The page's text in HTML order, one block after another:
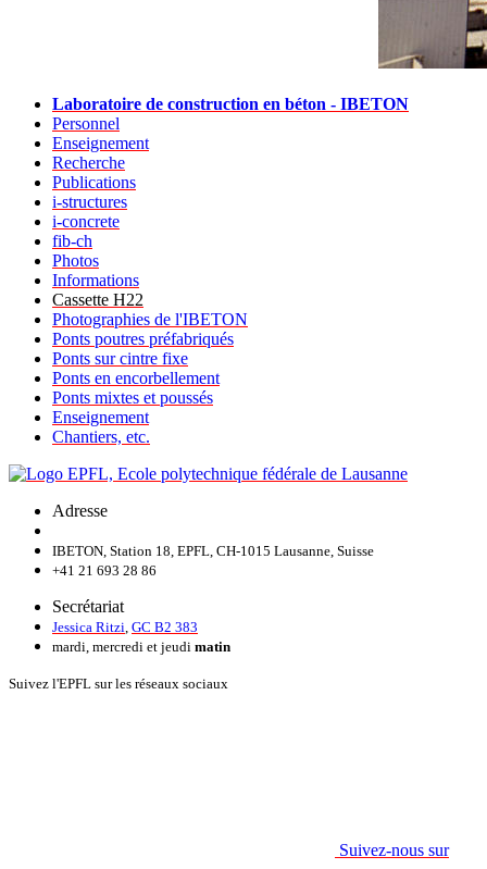
Laboratoire de construction en béton - IBETON
Personnel
Enseignement
Recherche
Publications
i-structures
i-concrete
fib-ch
Photos
Informations
Cassette H22
Photographies de l'IBETON
Ponts poutres préfabriqués
Ponts sur cintre fixe
Ponts en encorbellement
Ponts mixtes et poussés
Enseignement
Chantiers, etc.
Adresse
IBETON, Station 18, EPFL, CH-1015 Lausanne, Suisse
+41 21 693 28 86
Secrétariat
Jessica Ritzi GC B2 383
mardi, mercredi et jeudi matin
Suivez l'EPFL sur les réseaux sociaux
Suivez-nous sur